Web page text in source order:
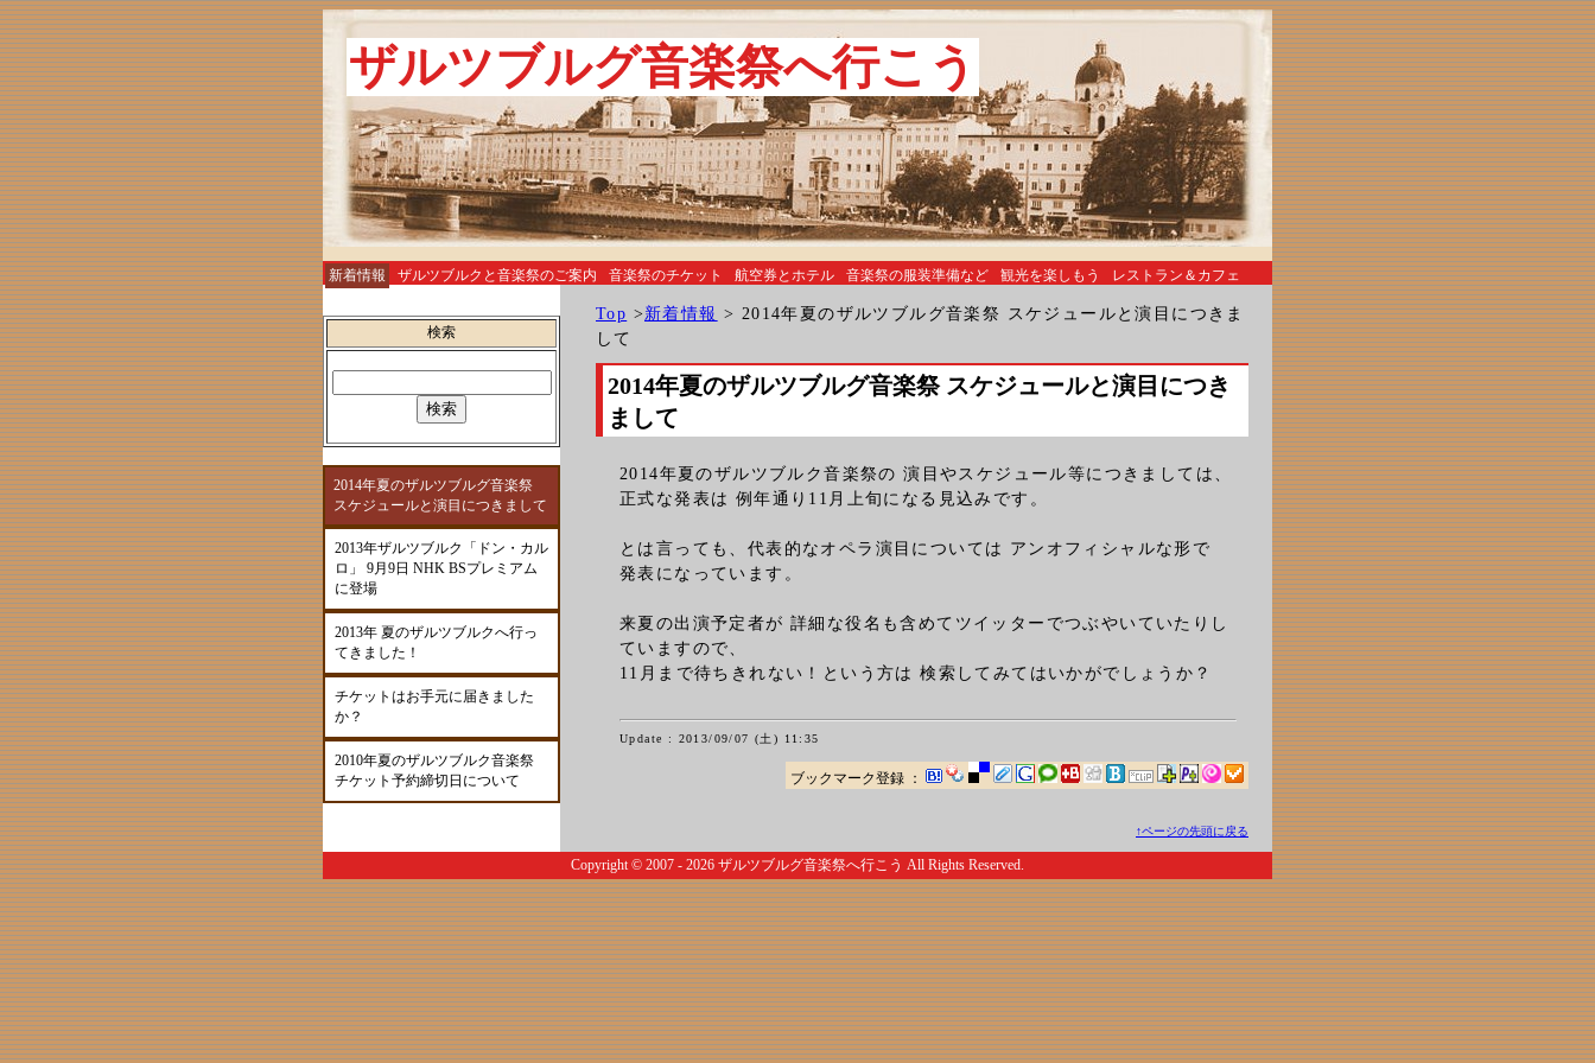
ザルツブルグ音楽祭へ行こう
新着情報 ザルツブルクと音楽祭のご案内 音楽祭のチケット 航空券とホテル 音楽祭の服装準備など 観光を楽しもう
レストラン＆カフェ
Top > 新着情報 > 2014年夏のザルツブルグ音楽祭 スケジュールと演目につきま
して
2014年夏のザルツブルグ音楽祭 スケジュールと演目につき
まして
2014年夏のザルツブルク音楽祭の 演目やスケジュール等につきましては、
正式な発表は 例年通り11月上旬になる見込みです。
とは言っても、代表的なオペラ演目については アンオフィシャルな形で
発表になっています。
来夏の出演予定者が 詳細な役名も含めてツイッターでつぶやいていたりし
ていますので、
11月まで待ちきれない！という方は 検索してみてはいかがでしょうか？
Update : 2013/09/07 (土) 11:35
ブックマーク登録 ：
↑ページの先頭に戻る
検索
2014年夏のザルツブルグ音楽祭
スケジュールと演目につきまして
2013年ザルツブルク「ドン・カル
ロ」 9月9日 NHK BSプレミアム
に登場
2013年 夏のザルツブルクへ行っ
てきました！
チケットはお手元に届きました
か？
2010年夏のザルツブルク音楽祭
チケット予約締切日について
Copyright © 2007 - 2026 ザルツブルグ音楽祭へ行こう All Rights Reserved.